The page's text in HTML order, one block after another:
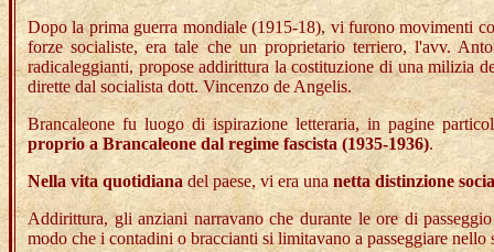
Dopo la prima guerra mondiale (1915-18), vi furono movimenti
forze socialiste, era tale che un proprietario terriero, l'avv.
radicaleggianti, propose addirittura la costituzione di una milizia
dirette dal socialista dott. Vincenzo de Angelis.
Brancaleone fu luogo di ispirazione letteraria, in pagine
proprio a Brancaleone dal regime fascista (1935-1936).
Nella vita quotidiana del paese, vi era unanetta distinzione
Addirittura, gli anziani narravano che durante le ore di
modo che i contadini o braccianti si limitavano a passeggiare nello